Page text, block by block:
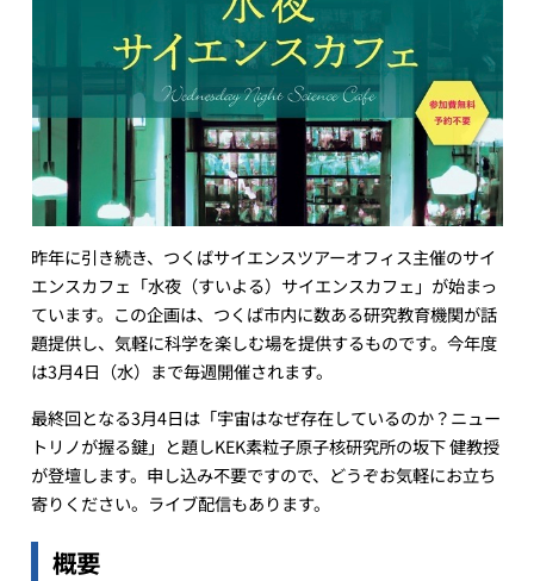
昨年に引き続き、つくばサイエンスツアーオフィス主催のサイ
エンスカフェ「水夜（すいよる）サイエンスカフェ」が始まっ
ています。この企画は、つくば市内に数ある研究教育機関が話
題提供し、気軽に科学を楽しむ場を提供するものです。今年度
は3月4日（水）まで毎週開催されます。
最終回となる3月4日は「宇宙はなぜ存在しているのか？ニュー
トリノが握る鍵」と題しKEK素粒子原子核研究所の坂下 健教授
が登壇します。申し込み不要ですので、どうぞお気軽にお立ち
寄りください。ライブ配信もあります。
概要